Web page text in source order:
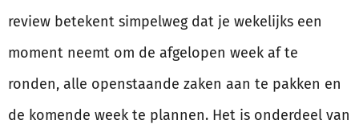
review betekent simpelweg dat je wekelijks een
moment neemt om de afgelopen week af te
ronden, alle openstaande zaken aan te pakken en
de komende week te plannen. Het is onderdeel van